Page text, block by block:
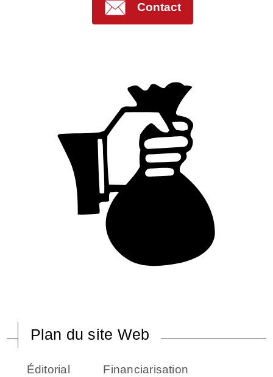
Contact
Plan du site Web
Éditorial Financiarisation